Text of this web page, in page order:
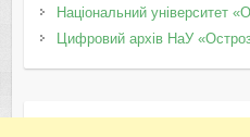
Національний університет
Цифровий архів НаУ